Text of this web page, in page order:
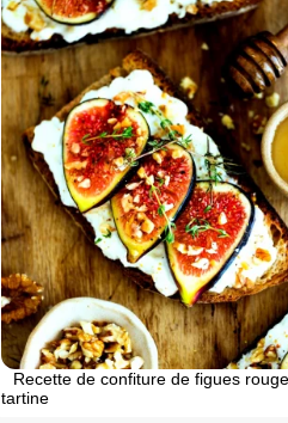
Recette de confiture de figues
tartine